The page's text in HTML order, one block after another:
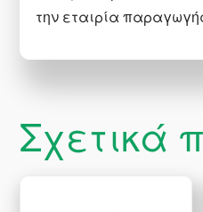
την εταιρία
Σχετικά